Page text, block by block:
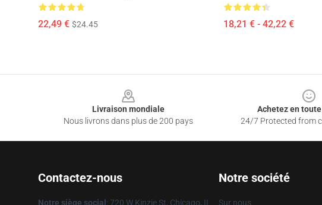
22,49 € $24.45 18,21 € - 42,22 €
Livraison mondiale
Nous livrons dans plus de 200 pays
Achetez en
24/7 Protected from
Contactez-nous
Notre siège social : 720 W Kinzie St, Chicago, IL
Notre société
Sur nous